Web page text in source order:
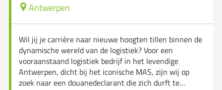
Antwerpen
Wil jij je carrière naar nieuwe hoogten tillen binnen de
dynamische wereld van de logistiek? Voor een
vooraanstaand logistiek bedrijf in het levendige
Antwerpen, dicht bij het iconische MAS, zijn wij op
zoek naar een douanedeclarant die zich durft te…